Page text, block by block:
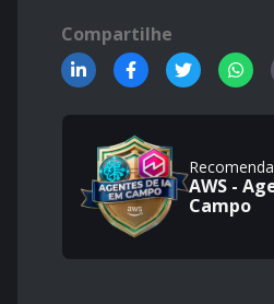
Compartilhe
AWS -
Campo